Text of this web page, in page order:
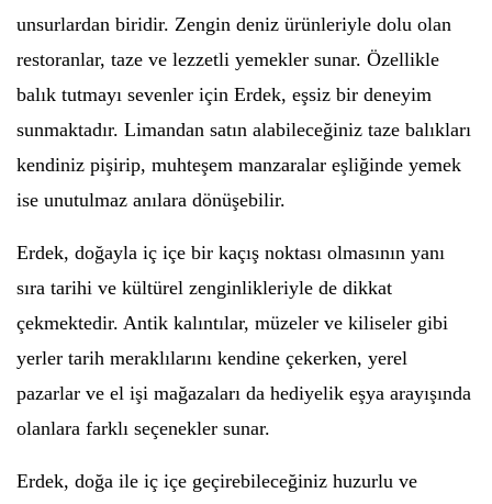
unsurlardan biridir. Zengin deniz ürünleriyle dolu olan
restoranlar, taze ve lezzetli yemekler sunar. Özellikle
balık tutmayı sevenler için Erdek, eşsiz bir deneyim
sunmaktadır. Limandan satın alabileceğiniz taze balıkları
kendiniz pişirip, muhteşem manzaralar eşliğinde yemek
ise unutulmaz anılara dönüşebilir.
Erdek, doğayla iç içe bir kaçış noktası olmasının yanı
sıra tarihi ve kültürel zenginlikleriyle de dikkat
çekmektedir. Antik kalıntılar, müzeler ve kiliseler gibi
yerler tarih meraklılarını kendine çekerken, yerel
pazarlar ve el işi mağazaları da hediyelik eşya arayışında
olanlara farklı seçenekler sunar.
Erdek, doğa ile iç içe geçirebileceğiniz huzurlu ve